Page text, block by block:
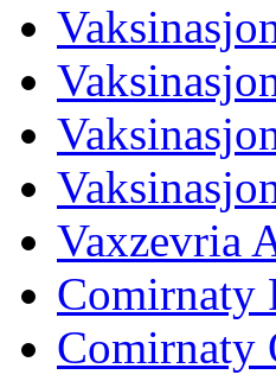
Vaxzevria
Comirnaty
Comirnaty